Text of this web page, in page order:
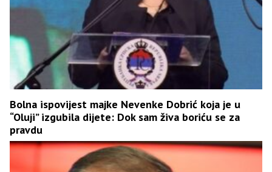
Bolna ispovijest majke Nevenke Dobrić koja je u
“Oluji” izgubila dijete: Dok sam živa boriću se za
pravdu